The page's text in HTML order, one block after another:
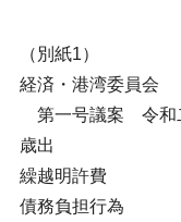
（別紙1）
経済・港湾委員会
第一号議案 令和
歳出
繰越明許費
債務負担行為